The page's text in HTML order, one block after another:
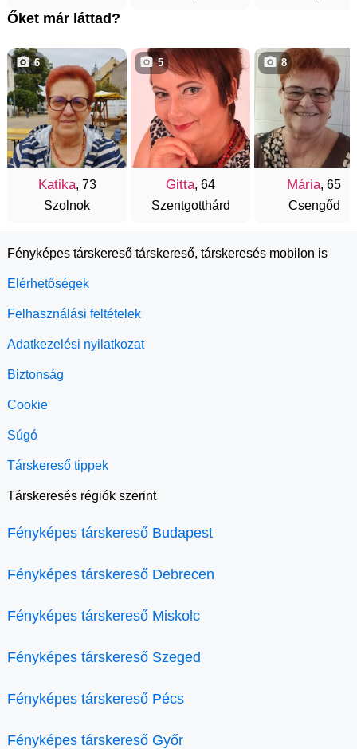
Őket már láttad?
Katika, 73
Szolnok
6
Gitta, 64
Szentgotthárd
5
Mária, 65
Csengőd
8
Fényképes társkereső társkereső, társkeresés mobilon is
Elérhetőségek
Felhasználási feltételek
Adatkezelési nyilatkozat
Biztonság
Cookie
Súgó
Társkereső tippek
Társkeresés régiók szerint
Fényképes társkereső Budapest
Fényképes társkereső Debrecen
Fényképes társkereső Miskolc
Fényképes társkereső Szeged
Fényképes társkereső Pécs
Fényképes társkereső Győr